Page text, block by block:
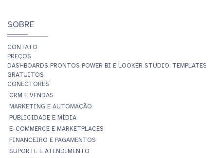
SOBRE
CONTATO
PREÇOS
DASHBOARDS PRONTOS POWER BI E LOOKER STUDIO: TEMPLATES
GRATUITOS
CONECTORES
CRM E VENDAS
MARKETING E AUTOMAÇÃO
PUBLICIDADE E MÍDIA
E-COMMERCE E MARKETPLACES
FINANCEIRO E PAGAMENTOS
SUPORTE E ATENDIMENTO